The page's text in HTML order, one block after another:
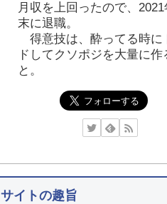
月収を上回ったので、2021
末に退職。
得意技は、酔ってる時に
ドしてクソポジを大量に作
と。
サイトの趣旨